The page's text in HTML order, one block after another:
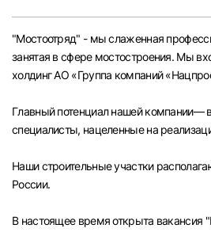
Казань
Челябинск
Самара
Оренбург
Волгоград
"Мостоотряд" - мы слаженная
занятая в сфере мостостроения. Мы
холдинг АО «Группа компаний
Главный потенциал нашей компании—
специалисты, нацеленные на
Наши строительные участки
России.
В настоящее время открыта вакансия